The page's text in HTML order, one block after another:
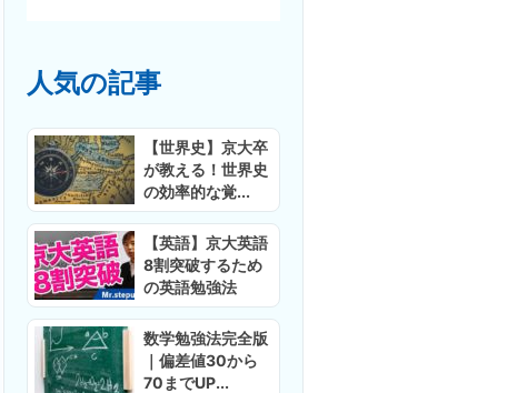
人気の記事
【世界史】京大卒
が教える！世界史
の効率的な覚...
【英語】京大英語
8割突破するため
の英語勉強法
数学勉強法完全版
｜偏差値30から
70までUP...